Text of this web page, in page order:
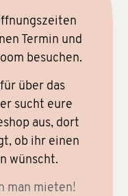
Termin und
besuchen.
über das
sucht eure
aus, dort
ob ihr einen
wünscht.
man mieten!